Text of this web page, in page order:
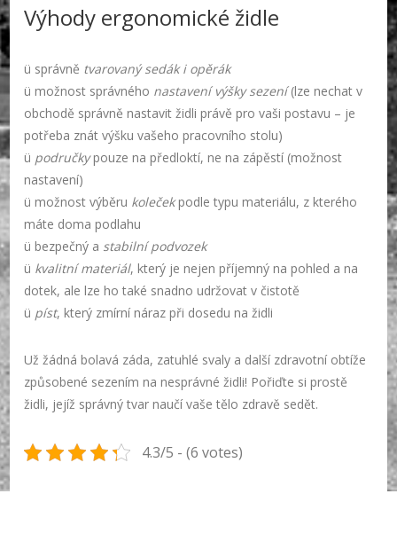
Výhody ergonomické židle
ü správně tvarovaný sedák i opěrák
ü možnost správného nastavení výšky sezení(lze nechat v
obchodě správně nastavit židli právě pro vaši postavu – je
potřeba znát výšku vašeho pracovního stolu)
ü područkypouze na předloktí, ne na zápěstí (možnost
nastavení)
ü možnost výběru kolečekpodle typu materiálu, z kterého
máte doma podlahu
ü bezpečný a stabilní podvozek
ü kvalitní materiál, který je nejen příjemný na pohled a na
dotek, ale lze ho také snadno udržovat v čistotě
ü píst, který zmírní náraz při dosedu na židli
Už žádná bolavá záda, zatuhlé svaly a další zdravotní obtíže
způsobené sezením na nesprávné židli! Pořiďte si prostě
židli, jejíž správný tvar naučí vaše tělo zdravě sedět.
4.3/5 - (6 votes)